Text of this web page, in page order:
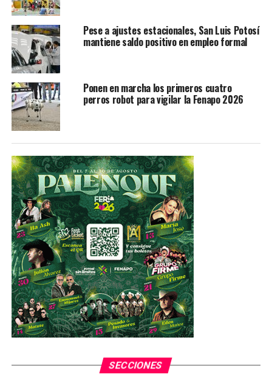
Esta información es de interés público, ajena a cualquier
interés particular o algún partido político.
TEMAS RELACIONADOS
YA VIENE
Habrá operativo de vigilancia sanitaria en la Fenahuap
2024
NO TE PIERDAS
Habrá exposición de arte sacro en galería de la
Secretaría de Cultura
Pese a ajustes estacionales, San Luis Potosí
mantiene saldo positivo en empleo formal
Ponen en marcha los primeros cuatro
perros robot para vigilar la Fenapo 2026
SECCIONES